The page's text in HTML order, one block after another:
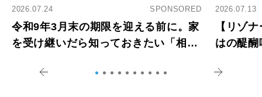
2026.07.24 SPONSORED
令和9年3月末の期限を迎える前に。家
を受け継いだら知っておきたい「相続
2026.07.13
【リゾ
はの醍